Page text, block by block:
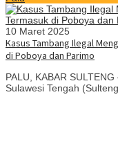
10 Maret 2025
Kasus Tambang Ilegal
di Poboya dan Parimo
PALU, KABAR
Sulawesi Tengah